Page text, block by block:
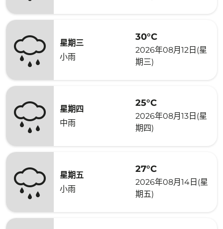
星期三
小雨
30°C
2026年08月12日(星
期三)
星期四
中雨
25°C
2026年08月13日(星
期四)
星期五
小雨
27°C
2026年08月14日(星
期五)